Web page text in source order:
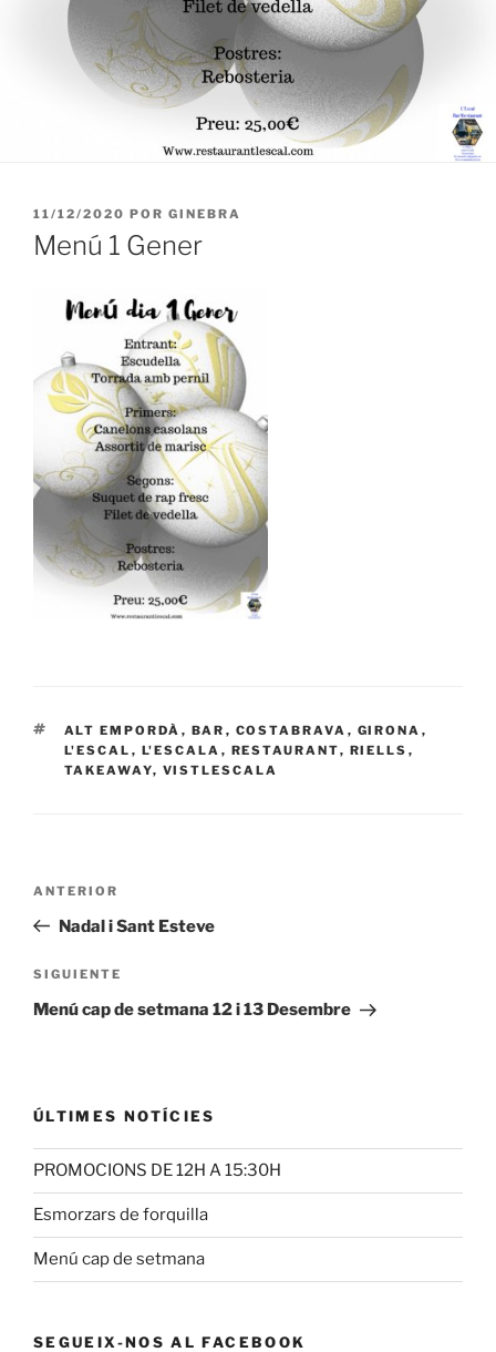
PUBLICADO
EL
11/12/2020 POR GINEBRA
Menú 1 Gener
ETIQUETAS
ALT EMPORDÀ , BAR , COSTABRAVA , GIRONA ,
L'ESCAL , L'ESCALA , RESTAURANT, RIELLS ,
TAKEAWAY, VISTLESCALA
Navegación
entradas
Entrada
anterior:
ANTERIOR
Nadal i Sant Esteve
Siguiente
entrada
SIGUIENTE
Menú cap de setmana 12 i 13 Desembre
ÚLTIMES NOTÍCIES
PROMOCIONS DE 12H A 15:30H
Esmorzars de forquilla
Menú cap de setmana
SEGUEIX-NOS AL FACEBOOK